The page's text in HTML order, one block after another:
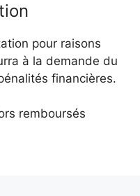
pour raisons
à la demande du
financières.
remboursés